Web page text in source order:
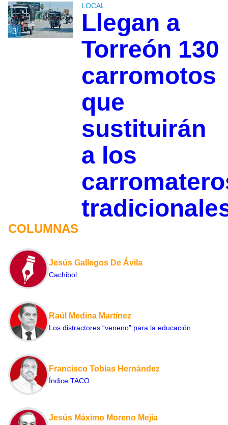
3
LOCAL
Llegan a
Torreón 130
carromotos
que
sustituirán
a los
COLUMNAS
Jesús Gallegos De Ávila
Cachibol
Raúl Medina Martínez
Los distractores “veneno” para la educación
Francisco Tobias Hernández
Índice TACO
Jesús Máximo Moreno Mejía